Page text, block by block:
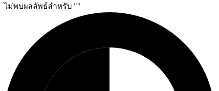
ไม่พบผลลัพธ์สำหรับ ""